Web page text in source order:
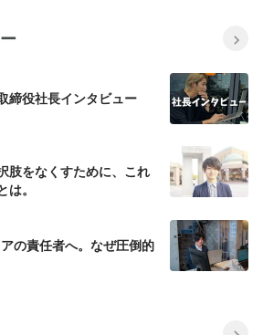
締役社長インタビュー
肢をなくすために、これ
。
の責任者へ。なぜ圧倒的